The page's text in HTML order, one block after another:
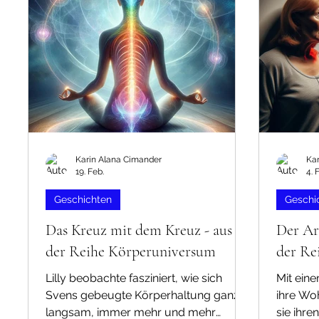
Heilungspyramide aus erreichbar war
– die Wiese. Sie ist ein wunderschöner
Ort, auf dem ein Baum steht – der
eigene Lebensbaum. Wie Leonie von
Mariella erfahren hatte, kann man a
sich als
Meister
erste
und P
Das Kreuz mit dem Kreuz - aus
der Reihe Körperuniversum
Lilly beobachte fasziniert, wie sich
Svens gebeugte Körperhaltung ganz
langsam, immer mehr und mehr
Geschichten
Karin Alana Cimander
19. Feb.
Der
der
Mit
ihre
sie
4.